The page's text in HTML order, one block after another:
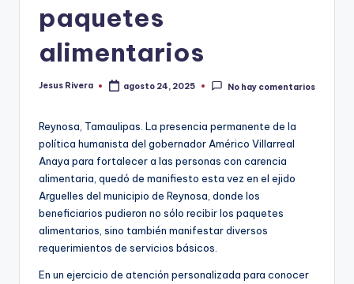
paquetes
alimentarios
Publicado
Jesus Rivera agosto 24, 2025 No hay comentarios
Reynosa, Tamaulipas. La presencia permanente de la
política humanista del gobernador Américo Villarreal
Anaya para fortalecer a las personas con carencia
alimentaria, quedó de manifiesto esta vez en el ejido
Arguelles del municipio de Reynosa, donde los
beneficiarios pudieron no sólo recibir los paquetes
alimentarios, sino también manifestar diversos
requerimientos de servicios básicos.
En un ejercicio de atención personalizada para conocer